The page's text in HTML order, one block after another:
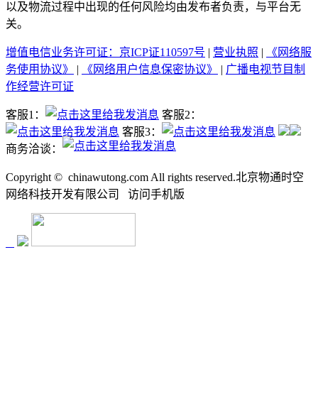
以及物流过程中出现的任何风险均由发布者负责，与平台无
关。
增值电信业务许可证：京ICP证110597号 | 营业执照 |
《网络服
务使用协议》
| 《网络用户信息保密协议》 | 广播电视节目制
作经营许可证
客服1：
客服2：
客服3：
商务洽谈：
Copyright © chinawutong.com All rights reserved.北京物通时空
网络科技开发有限公司
访问手机版